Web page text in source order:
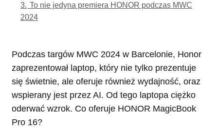
3. To nie jedyna premiera HONOR podczas MWC
2024
Podczas targów MWC 2024 w Barcelonie, Honor
zaprezentował laptop, który nie tylko prezentuje
się świetnie, ale oferuje również wydajność, oraz
wspierany jest przez AI. Od tego laptopa ciężko
oderwać wzrok. Co oferuje HONOR MagicBook
Pro 16?